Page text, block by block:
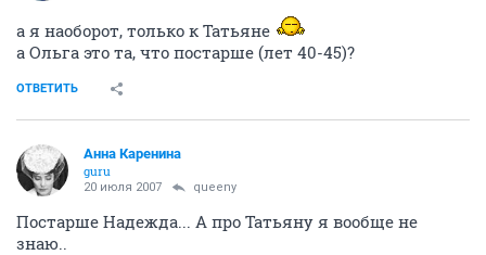
а я наоборот, только к Татьяне
а Ольга это та, что постарше (лет 40-45)?
ОТВЕТИТЬ
Анна Каренина
guru
20 июля 2007 queeny
Постарше Надежда... А про Татьяну я вообще не
знаю..